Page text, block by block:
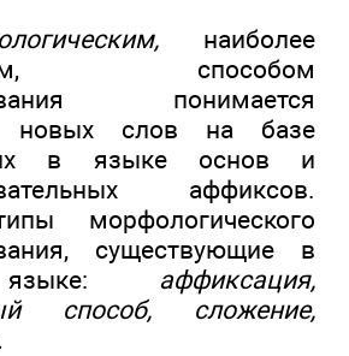
наиболее
способом
понимается
новых слов на базе
в языке основ и
аффиксов.
морфологического
существующие в
языке: аффиксация,
способ, сложение,